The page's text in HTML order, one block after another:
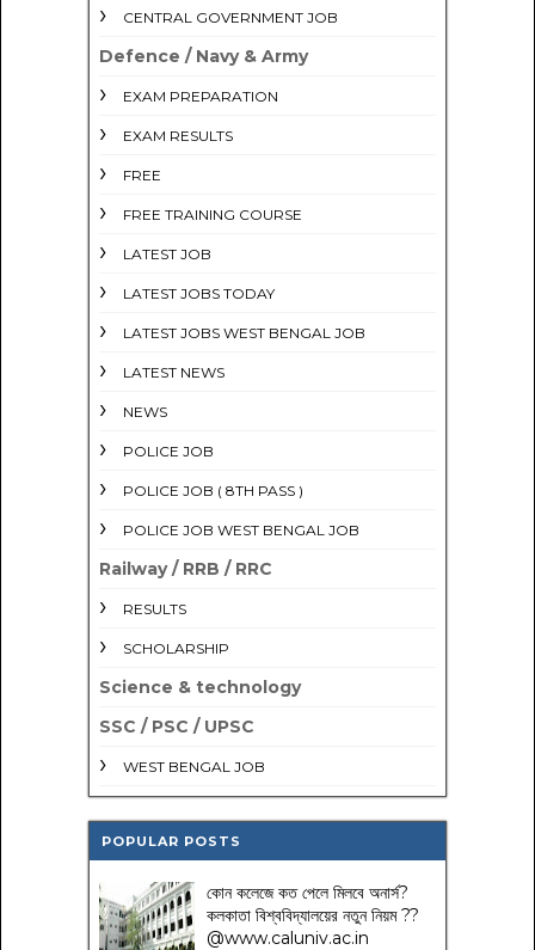
CENTRAL GOVERNMENT JOB
Defence / Navy & Army
EXAM PREPARATION
EXAM RESULTS
FREE
FREE TRAINING COURSE
LATEST JOB
LATEST JOBS TODAY
LATEST JOBS WEST BENGAL JOB
LATEST NEWS
NEWS
POLICE JOB
POLICE JOB ( 8TH PASS )
POLICE JOB WEST BENGAL JOB
Railway / RRB / RRC
RESULTS
SCHOLARSHIP
Science & technology
SSC / PSC / UPSC
WEST BENGAL JOB
POPULAR POSTS
কোন কলেজে কত পেলে মিলবে অনার্স?
কলকাতা বিশ্ববিদ্যালয়ের নতুন নিয়ম??
@www.caluniv.ac.in